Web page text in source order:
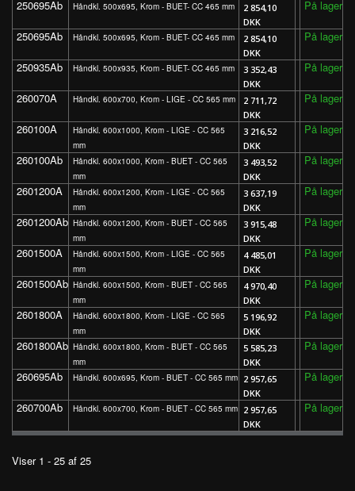
250695Ab Håndkl. 500x695, Krom - BUET- CC 465 mm
2 854,10
DKK
På lager
250695Ab Håndkl. 500x695, Krom - BUET- CC 465 mm
2 854,10
DKK
På lager
250935Ab Håndkl. 500x935, Krom - BUET- CC 465 mm
3 352,43
DKK
På lager
260070A Håndkl. 600x700, Krom - LIGE - CC 565 mm
2 711,72
DKK
På lager
260100A
Håndkl. 600x1000, Krom - LIGE - CC 565
mm
3 216,52
DKK
På lager
260100Ab
Håndkl. 600x1000, Krom - BUET - CC 565
mm
3 493,52
DKK
På lager
2601200A
Håndkl. 600x1200, Krom - LIGE - CC 565
mm
3 637,19
DKK
På lager
2601200Ab Håndkl. 600x1200, Krom - BUET - CC 565
mm
3 915,48
DKK
På lager
2601500A
Håndkl. 600x1500, Krom - LIGE - CC 565
mm
4 485,01
DKK
På lager
2601500Ab Håndkl. 600x1500, Krom - BUET - CC 565
mm
4 970,40
DKK
På lager
2601800A
Håndkl. 600x1800, Krom - LIGE - CC 565
mm
5 196,92
DKK
På lager
2601800Ab Håndkl. 600x1800, Krom - BUET - CC 565
mm
5 585,23
DKK
På lager
260695Ab Håndkl. 600x695, Krom - BUET - CC 565 mm 2 957,65
DKK
På lager
260700Ab Håndkl. 600x700, Krom - BUET - CC 565 mm 2 957,65
DKK
På lager
Viser 1 - 25 af 25